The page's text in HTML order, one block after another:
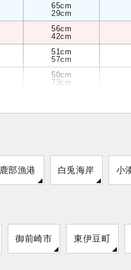
65cm
29cm
56cm
42cm
51cm
57cm
50cm
73cm
鹿部漁港 白兎海岸 小
御前崎市 東伊豆町